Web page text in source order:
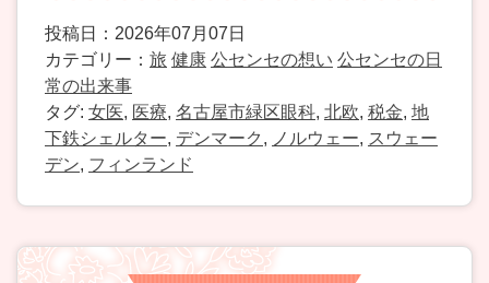
投稿日：2026年07月07日
カテゴリー： 旅 健康 公センセの想い 公センセの日
常の出来事
タグ: 女医, 医療, 名古屋市緑区眼科, 北欧, 税金, 地
下鉄シェルター, デンマーク , ノルウェー, スウェー
デン, フィンランド